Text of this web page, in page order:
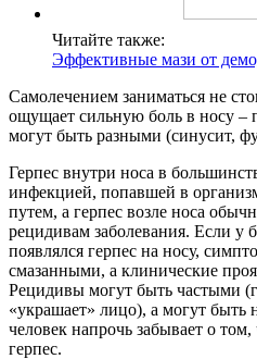
Читайте также:
Эффективные мази от
Самолечением заниматься не
ощущает сильную боль в носу
могут быть разными (синусит,
Герпес внутри носа в
инфекцией, попавшей в
путем, а герпес возле носа
рецидивам заболевания. Если у
появлялся герпес на носу,
смазанными, а клинические
Рецидивы могут быть частыми
«украшает» лицо), а могут быть
человек напрочь забывает о
герпес.